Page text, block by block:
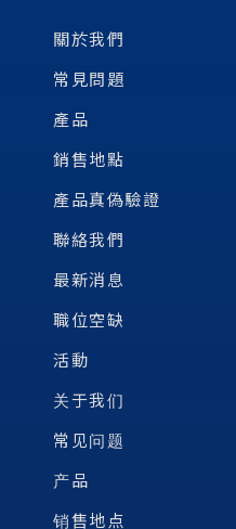
關於我們
常見問題
產品
銷售地點
產品真偽驗證
聯絡我們
最新消息
職位空缺
活動
关于我们
常见问题
产品
销售地点